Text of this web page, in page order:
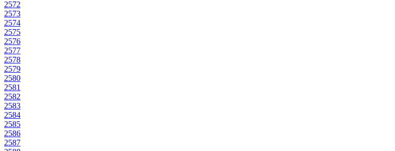
2572
2573
2574
2575
2576
2577
2578
2579
2580
2581
2582
2583
2584
2585
2586
2587